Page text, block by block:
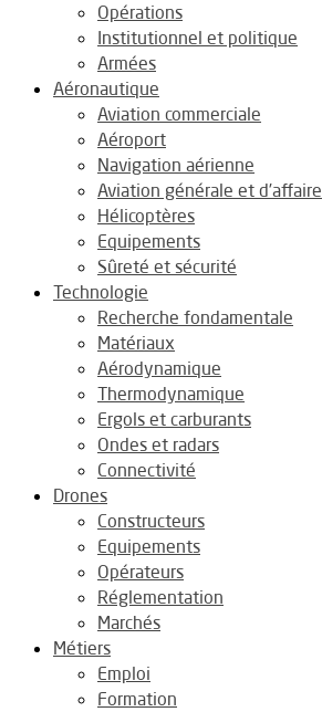
Opérations
Institutionnel et politique
Armées
Aéronautique
Aviation commerciale
Aéroport
Navigation aérienne
Aviation générale et d’affaire
Hélicoptères
Equipements
Sûreté et sécurité
Technologie
Recherche fondamentale
Matériaux
Aérodynamique
Thermodynamique
Ergols et carburants
Ondes et radars
Connectivité
Drones
Constructeurs
Equipements
Opérateurs
Réglementation
Marchés
Métiers
Emploi
Formation